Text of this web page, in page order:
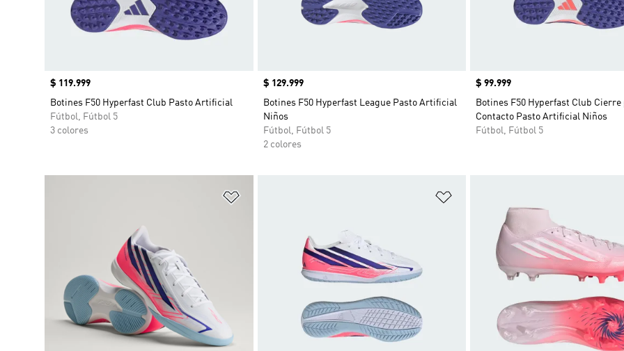
Precio
$ 119.999
Botines F50 Hyperfast Club Pasto Artificial
Fútbol, Fútbol 5
3 colores
Precio
$ 129.999
Botines F50 Hyperfast League Pasto Artificial
Niños
Fútbol, Fútbol 5
2 colores
Precio
$ 99.999
Botines F50 Hyperfast Club Cierre
Contacto Pasto Artificial Niños
Fútbol, Fútbol 5